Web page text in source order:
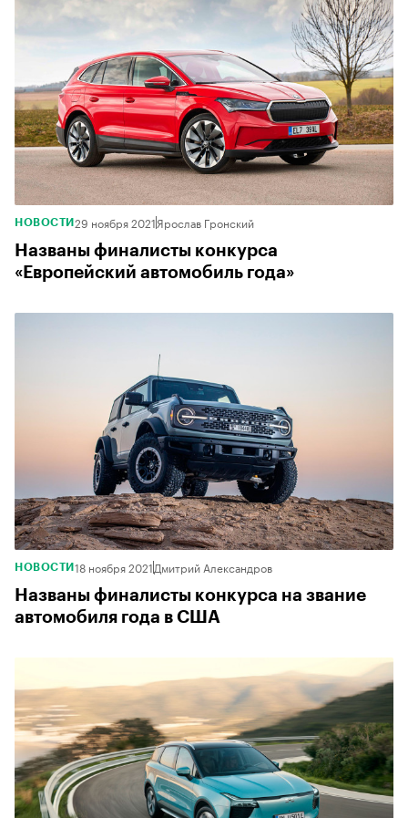
НОВОСТИ 29 ноября 2021Ярослав Гронский
Названы финалисты конкурса
«Европейский автомобиль года»
НОВОСТИ 18 ноября 2021Дмитрий Александров
Названы финалисты конкурса на звание
автомобиля года в США